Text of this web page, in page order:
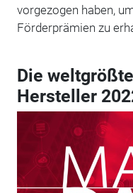
vorgezogen haben,
Förderprämien zu
Die
Hersteller